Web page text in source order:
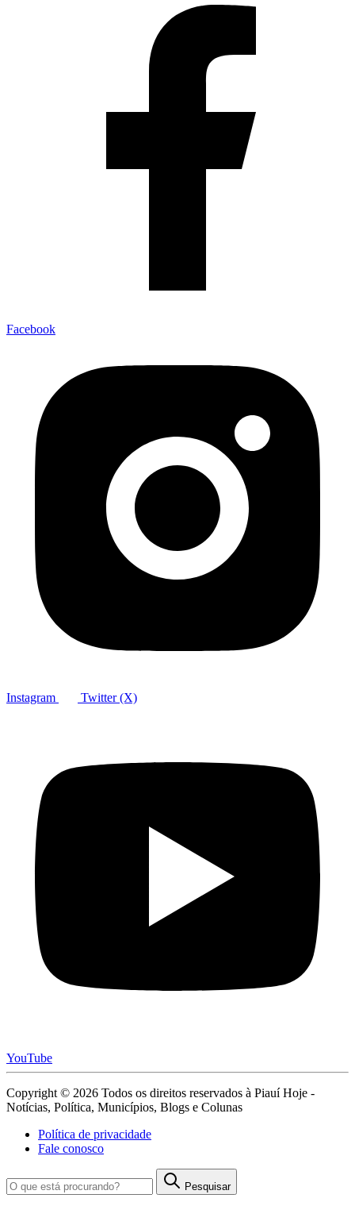
Facebook
Instagram Twitter (X)
YouTube
Copyright © 2026 Todos os direitos reservados à Piauí Hoje -
Notícias, Política, Municípios, Blogs e Colunas
Política de privacidade
Fale conosco
Pesquisar